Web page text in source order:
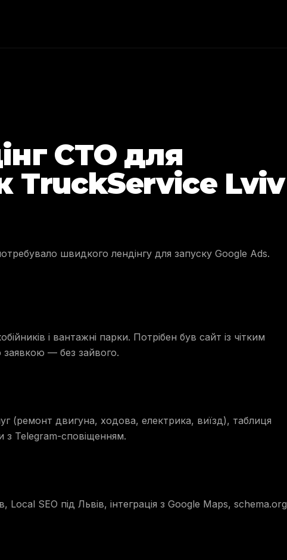
СТО для
TruckService Lviv
швидкого лендінгу для запуску Google Ads.
і вантажні парки. Потрібен був сайт із чітким
— без зайвого.
(ремонт двигуна, ходова, електрика, виїзд), таблиця
з Telegram-сповіщенням.
Local SEO під Львів, інтеграція з Google Maps, schema.org